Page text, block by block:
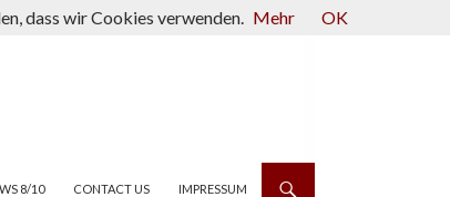
8/10 CONTACT US IMPRESSUM
dass wir Cookies verwenden. Mehr OK